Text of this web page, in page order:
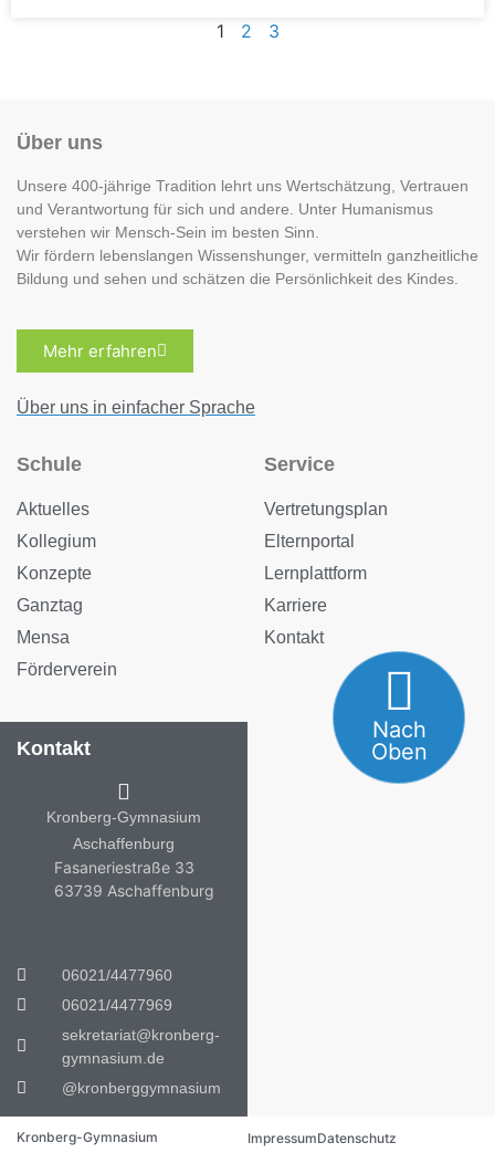
1 2 3
Über uns
Unsere 400-jährige Tradition lehrt uns Wertschätzung, Vertrauen
und Verantwortung für sich und andere. Unter Humanismus
verstehen wir Mensch-Sein im besten Sinn.
Wir fördern lebenslangen Wissenshunger, vermitteln ganzheitliche
Bildung und sehen und schätzen die Persönlichkeit des Kindes.
Mehr erfahren
Über uns in einfacher Sprache
Schule
Aktuelles
Kollegium
Konzepte
Ganztag
Mensa
Förderverein
Service
Vertretungsplan
Elternportal
Lernplattform
Karriere
Kontakt
Kontakt
Kronberg-Gymnasium
Aschaffenburg
Fasaneriestraße 33
63739 Aschaffenburg
06021/4477960
06021/4477969
sekretariat@kronberg-
gymnasium.de
@kronberggymnasium
Nach
Oben
Kronberg-Gymnasium ImpressumDatenschutz